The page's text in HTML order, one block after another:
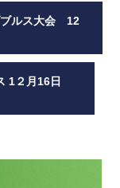
ルス大会 12
1２月16日